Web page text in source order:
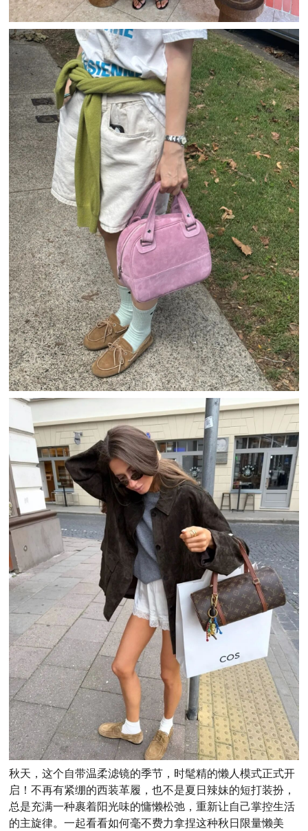
秋天，这个自带温柔滤镜的季节，时髦精的懒人模式正式开
启 ！不再有紧绷的西装革履，也不是夏日辣妹的短打装扮，
总是充满一种裹着阳光味的慵懒松弛，重新让自己掌控生活
的主旋律。一起看看如何毫不费力拿捏这种秋日限量懒美